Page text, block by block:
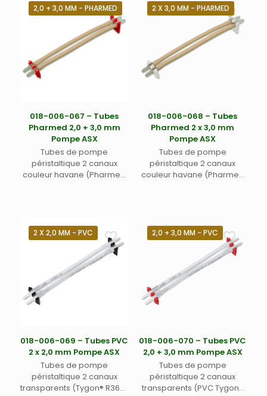
DI 4,8 mm (3/16″) + 2,1 m de
tube de rinçage DI 3,2 mm
(1/8″) – Pour passeurs
automatiques ASX-280,
ASX-560, XLR-860 Teledyne
Labs (Cetac)
alimentaires, boissons –
Diamètres internes 2 x 2,0
mm – Pour passeur
automatique Teledyne Labs
(Cetac) ASX-280, ASX-560
et XLR-860
2,0 + 3,0 MM - PHARMED
018-006-067 – Tubes
Pharmed 2,0 + 3,0 mm
Pompe ASX
Tubes de pompe
péristaltique 2 canaux
couleur havane (Pharmed
pharmaceutiques,
alimentaires, boissons –
Diamètres internes 2,0 + 3,0
mm – Pour passeur
automatique Teledyne Labs
(Cetac) ASX-280, ASX-560
2 X 3,0 MM - PHARMED
018-006-068 – Tubes
Pharmed 2 x 3,0 mm
Pompe ASX
Tubes de pompe
péristaltique 2 canaux
couleur havane (Pharmed
pharmaceutiques,
alimentaires, boissons –
Diamètres internes 2 x 3,0
mm – Pour passeur
automatique Teledyne
CETAC ASX-280, ASX-560 et
2 X 2,0 MM - PVC
018-006-069 – Tubes PVC
2 x 2,0 mm Pompe ASX
Tubes de pompe
péristaltique 2 canaux
transparents (Tygon® R3607
2,0 + 3,0 MM - PVC
018-006-070 – Tubes PVC
2,0 + 3,0 mm Pompe ASX
Tubes de pompe
péristaltique 2 canaux
transparents (PVC Tygon®